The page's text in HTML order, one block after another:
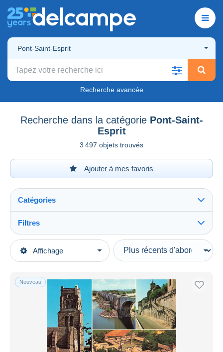
Pont-Saint-Esprit
Recherche avancée
Recherche dans la catégorie Pont-Saint-
Esprit
3 497 objets trouvés
Ajouter à mes favoris
Affichage
Catégories
Catégories principales
Europe
[30] Gard
Pont-Saint-Esprit
Filtres
Types de vente
En cours
Prix fixes
Enchères avec offres
Enchères sans offres
Maisons de vente
Vendus
Nouveau